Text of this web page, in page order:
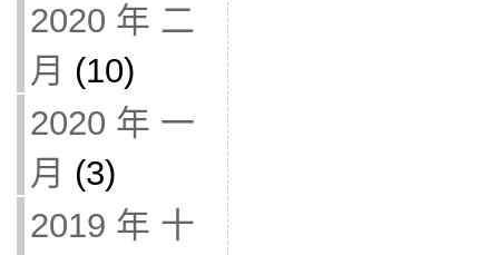
2020 年 二
月 (10)
2020 年 一
月 (3)
2019 年 十